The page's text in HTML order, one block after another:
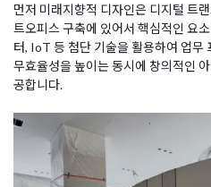
먼저 미래지향적 디자인은 디지털 트
트오피스 구축에 있어서 핵심적인 요
터, IoT 등 첨단 기술을 활용하여 업무
무효율성을 높이는 동시에 창의적인
공합니다.